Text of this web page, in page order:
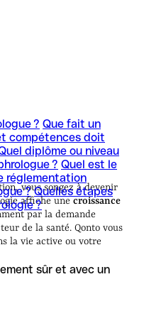
? Que fait un
compétences doit
diplôme ou niveau
? Quel est le
réglementation
? Quelles étapes
?
sûr et avec un
? Que fait un
compétences doit
diplôme ou niveau
? Quel est le
réglementation
? Quelles étapes
?
vous songez à devenir
affiche une croissance
par la demande
de la santé. Qonto vous
la vie active ou votre